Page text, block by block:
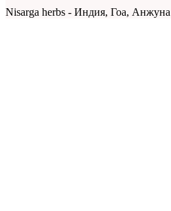
Nisarga herbs - Индия, Гоа, Анжуна